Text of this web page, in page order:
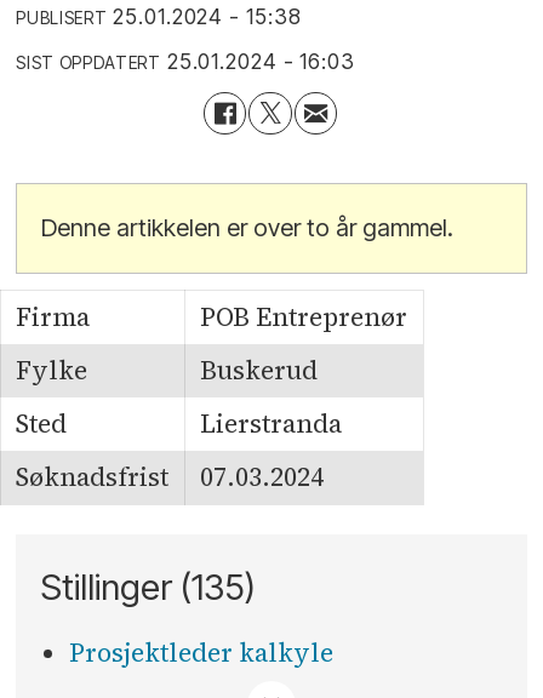
PUBLISERT 25.01.2024 - 15:38
SIST OPPDATERT 25.01.2024 - 16:03
Denne artikkelen er over to år gammel.
Firma
POB Entreprenør
Fylke
Buskerud
Sted
Lierstranda
Søknadsfrist
07.03.2024
Stillinger (135)
Prosjektleder kalkyle